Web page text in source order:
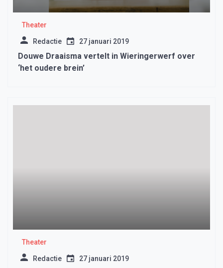
Theater
Redactie 27 januari 2019
Douwe Draaisma vertelt in Wieringerwerf over
‘het oudere brein’
Theater
Redactie 27 januari 2019